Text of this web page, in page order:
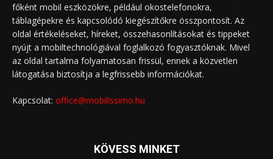
főként mobil eszközökre, például okostelefonokra,
táblagépekre és kapcsolódó kiegészítőkre összpontosít. Az
oldal értékeléseket, híreket, összehasonlításokat és tippeket
nyújt a mobiltechnológiával foglalkozó fogyasztóknak. Mivel
az oldal tartalma folyamatosan frissül, ennek a közvetlen
látogatása biztosítja a legfrissebb információkat.
Kapcsolat: office@mobilissimo.hu
KÖVESS MINKET